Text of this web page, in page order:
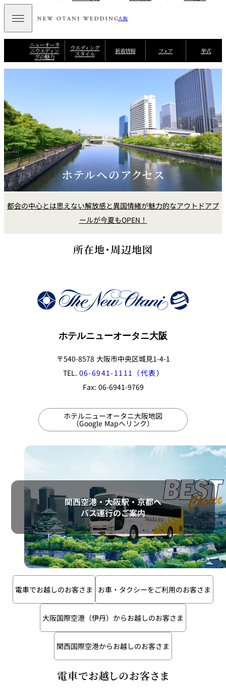
大阪
ニューオータ
ニウエディン
グの魅力
ウエディング
スタイル 新着情報 フェア 挙式
ホテルへのアクセス
都会の中心とは思えない解放感と異国情緒が魅力的なアウトドアプ
ールが今夏もOPEN！
所在地・周辺地図
ホテルニューオータニ大阪
〒540-8578 大阪市中央区城見1-4-1
TEL. 06-6941-1111（代表）
Fax: 06-6941-9769
ホテルニューオータニ大阪地図
（Google Mapへリンク）
関西空港・大阪駅・京都へ
バス運行のご案内
電車でお越しのお客さま お車・タクシーをご利用のお客さま
大阪国際空港（伊丹）からお越しのお客さま
関西国際空港からお越しのお客さま
電車でお越しのお客さま